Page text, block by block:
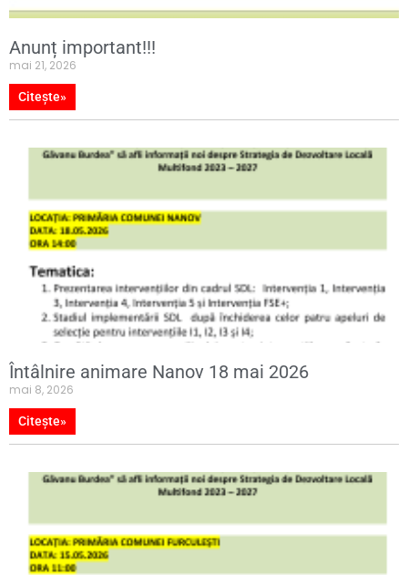
Anunț important!!!
mai 21, 2026
Citește»
Întâlnire animare Nanov 18 mai 2026
mai 8, 2026
Citește»